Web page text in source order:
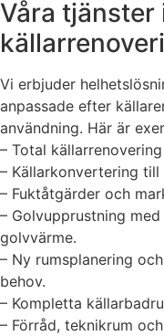
Våra tjänster
Vi erbjuder
anpassade efter
användning. Här är
– Total
– Källarkonvertering
– Fuktåtgärder och
– Golvupprustning
golvvärme.
– Ny rumsplanering
behov.
– Kompletta
– Förråd, teknikrum